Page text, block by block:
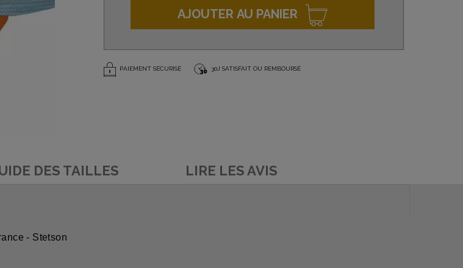
AJOUTER AU PANIER
PAIEMENT SÉCURISÉ 30J SATISFAIT OU REMBOURSÉ
DES TAILLES LIRE LES AVIS
- Stetson